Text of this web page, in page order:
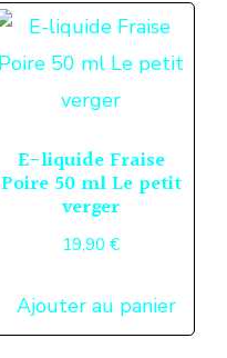
E-liquide Fraise
Poire 50 ml Le petit
verger
19,90€
Ajouter au panier